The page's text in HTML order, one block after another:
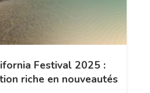
Festival 2025 :
riche en nouveautés